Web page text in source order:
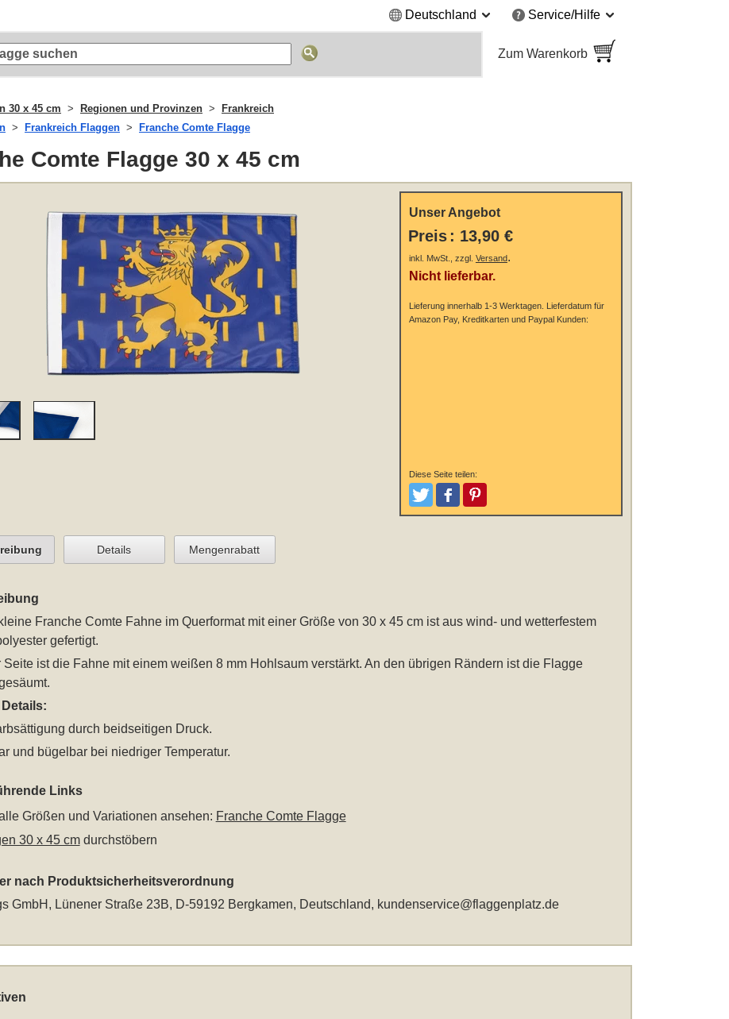
Deutschland Service/Hilfe
Zum Warenkorb
30 x 45 cm Regionen und Provinzen
Frankreich
Frankreich Flaggen Franche Comte Flagge
Comte Flagge 30 x 45 cm
Unser Angebot
Preis : 13,90 €
inkl. MwSt., zzgl. Versand.
Nicht lieferbar.
Lieferung innerhalb 1-3 Werktagen.
Lieferdatum für
Amazon Pay, Kreditkarten und Paypal Kunden:
Diese Seite teilen:
TweetenPostenPinterest
Details Mengenrabatt
kleine Franche Comte Fahne im Querformat mit einer Größe von 30 x 45 cmist aus wind- und wetterfestem
gefertigt.
Seite ist die Fahne mit einem weißen 8 mm Hohlsaum verstärkt. An den übrigen Rändern ist die Flagge
durch beidseitigen Druck.
und bügelbar bei niedriger Temperatur.
Links
Größen und Variationen ansehen: Franche Comte Flagge
30 x 45 cmdurchstöbern
nach Produktsicherheitsverordnung
GmbH, Lünener Straße 23B, D-59192 Bergkamen, Deutschland, kundenservice@flaggenplatz.de